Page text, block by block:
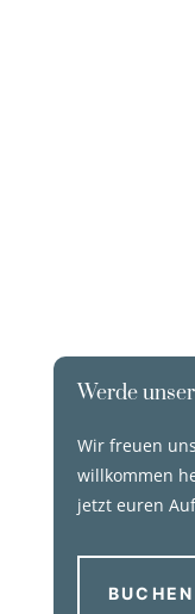
Werde
Wir freuen
willkommen
jetzt euren
BUCHEN